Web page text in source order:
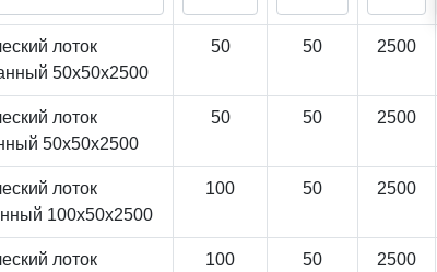
лоток
50x50x2500
50 50 2500
лоток
50x50x2500
50 50 2500
лоток
100x50x2500
100 50 2500
лоток
100 50 2500